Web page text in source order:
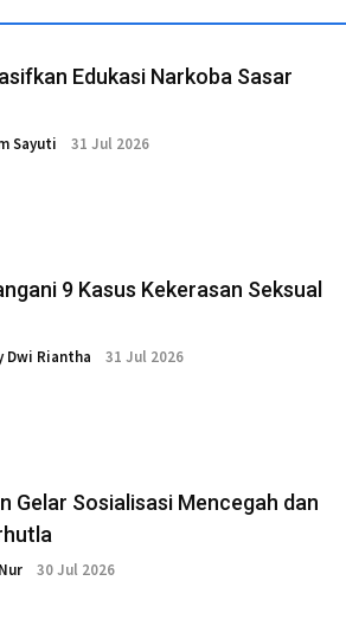
Edukasi Narkoba Sasar
Sayuti 31 Jul 2026
9 Kasus Kekerasan Seksual
Dwi Riantha 31 Jul 2026
Gelar Sosialisasi Mencegah dan
30 Jul 2026